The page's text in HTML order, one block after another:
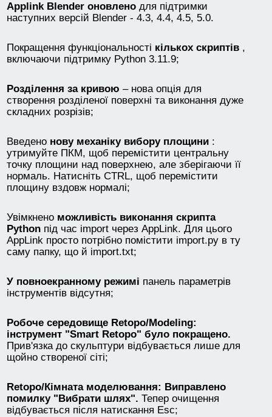
Applink Blender оновлено для підтримки
наступних версій Blender - 4.3, 4.4, 4.5, 5.0.
Покращення функціональності кількох скриптів ,
включаючи підтримку Python 3.11.9;
Розділення за кривою – нова опція для
створення розділеної поверхні та виконання дуже
складних розрізів;
Введено нову механіку вибору площини :
утримуйте ПКМ, щоб перемістити центральну
точку площини над поверхнею, але зберігаючи її
нормаль. Натисніть CTRL, щоб перемістити
площину вздовж нормалі;
Увімкнено можливість виконання скрипта
Python під час import через AppLink. Для цього
AppLink просто потрібно помістити import.py в ту
саму папку, що й import.txt;
У повноекранному режимі панель параметрів
інструментів відсутня;
Робоче середовище Retopo/Modeling:
інструмент "Smart Retopo" було покращено.
Прив'язка до скульптури відбувається лише для
щойно створеної сіті;
Retopo/Кімната моделювання: Виправлено
помилку "Вибрати шлях". Тепер очищення
відбувається після натискання Esc;